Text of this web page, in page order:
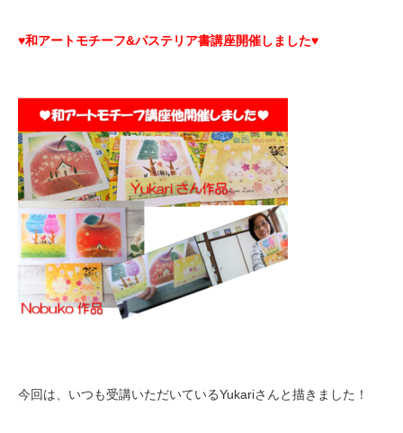
♥和アートモチーフ&パステリア書講座開催しました♥
今回は、いつも受講いただいているYukariさんと描きました！